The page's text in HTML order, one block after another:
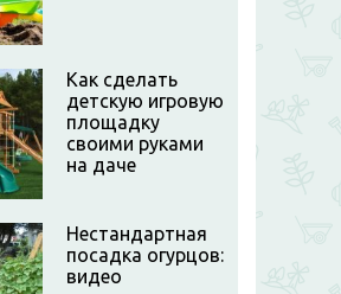
Как сделать
детскую игровую
площадку
своими руками
на даче
Нестандартная
посадка огурцов:
видео